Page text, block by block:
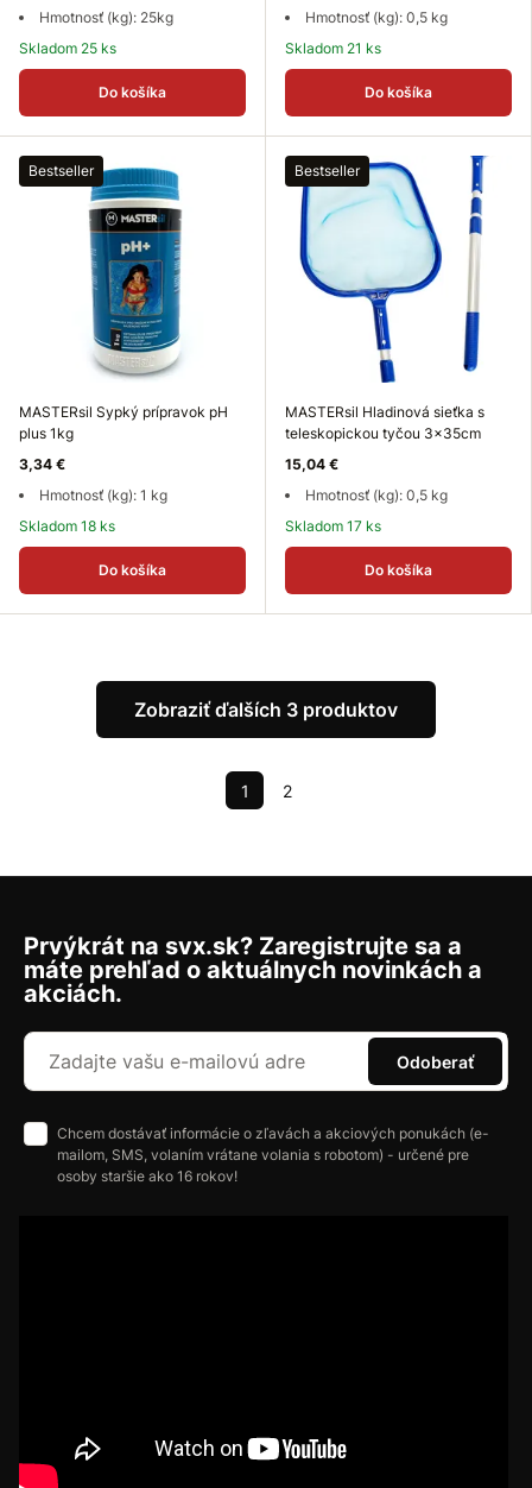
Hmotnosť (kg): 25kg
Skladom 25 ks
Do košíka
Hmotnosť (kg): 0,5 kg
Skladom 21 ks
Do košíka
Bestseller
MASTERsil Sypký prípravok pH
plus 1kg
3,34 €
Hmotnosť (kg): 1 kg
Skladom 18 ks
Do košíka
Bestseller
MASTERsil Hladinová sieťka s
teleskopickou tyčou 3x35cm
15,04 €
Hmotnosť (kg): 0,5 kg
Skladom 17 ks
Do košíka
Zobraziť ďalších 3 produktov
1 2
Prvýkrát na svx.sk? Zaregistrujte sa a
máte prehľad o aktuálnych novinkách a
akciách.
Odoberať
Chcem dostávať informácie o zľavách a akciových ponukách (e-
mailom, SMS, volaním vrátane volania s robotom) - určené pre
osoby staršie ako 16 rokov!